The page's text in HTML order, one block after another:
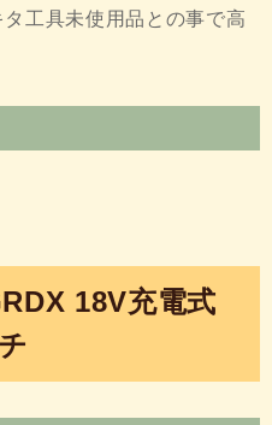
工具未使用品との事で高
18V充電式